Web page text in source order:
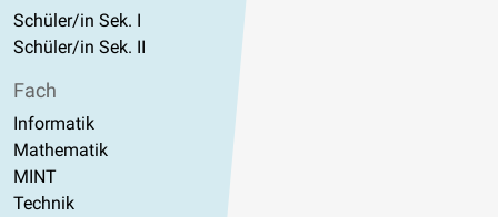
Schüler/in Sek. I
Schüler/in Sek. II
Fach
Informatik
Mathematik
MINT
Technik